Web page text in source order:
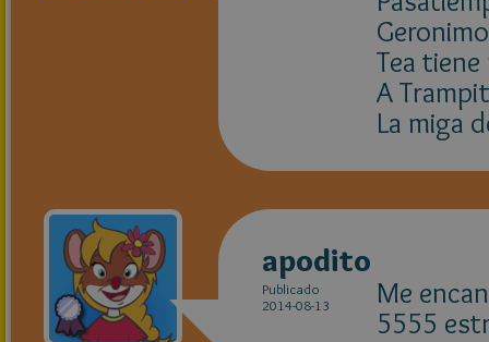
Tea
A
La miga
apodito
Publicado
2014-08-13
Me
5555